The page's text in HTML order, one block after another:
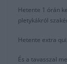
Hetente 1 órán
pletykákról
Hetente extra
És a tavasszal